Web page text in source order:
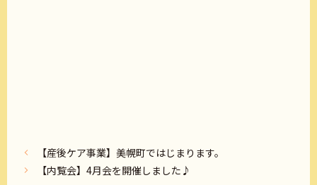
【産後ケア事業】美幌町ではじまります。
【内覧会】4月会を開催しました♪